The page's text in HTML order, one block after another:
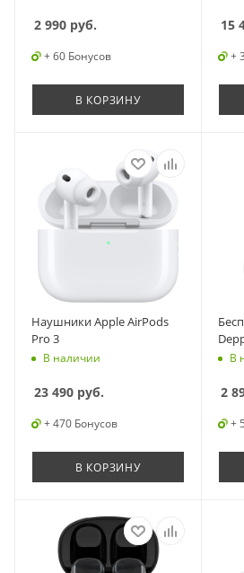
2 990 руб.
+ 60 Бонусов
В КОРЗИНУ
15
+
Наушники Apple AirPods
Pro 3
В наличии
23 490 руб.
+ 470 Бонусов
В КОРЗИНУ
В
2
+